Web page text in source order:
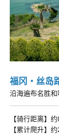
福冈・丝岛
沿海遍布名胜
【骑行距离】
【累计爬升】